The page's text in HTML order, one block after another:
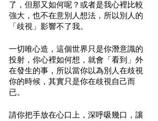
了，但那又如何呢？或者是我心裡比較
強大，也不在意別人想法，所以別人的
「歧視」影響不了我。
一切唯心造，這個世界只是你潛意識的
投射，你心裡如何想，就會「看到」外
在發生的事，所以當你以為別人在歧視
你的時候，其實只是你在歧視自己而
已。
請你把手放在心口上，深呼吸幾口，讓